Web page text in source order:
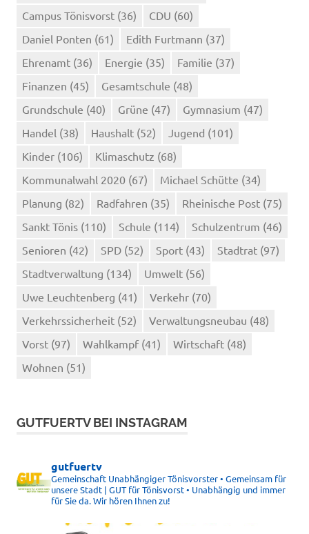
Campus Tönisvorst (36) CDU (60)
Daniel Ponten (61) Edith Furtmann (37)
Ehrenamt (36) Energie (35) Familie (37)
Finanzen (45) Gesamtschule (48)
Grundschule (40) Grüne (47) Gymnasium (47)
Handel (38) Haushalt (52) Jugend (101)
Kinder (106) Klimaschutz (68)
Kommunalwahl 2020 (67) Michael Schütte (34)
Planung (82) Radfahren (35) Rheinische Post (75)
Sankt Tönis (110) Schule (114) Schulzentrum (46)
Senioren (42) SPD (52) Sport (43) Stadtrat (97)
Stadtverwaltung (134) Umwelt (56)
Uwe Leuchtenberg (41) Verkehr (70)
Verkehrssicherheit (52) Verwaltungsneubau (48)
Vorst (97) Wahlkampf (41) Wirtschaft (48)
Wohnen (51)
GUTFUERTV BEI INSTAGRAM
gutfuertv
Gemeinschaft Unabhängiger Tönisvorster • Gemeinsam für
unsere Stadt | GUT für Tönisvorst • Unabhängig und immer
für Sie da. Wir hören Ihnen zu!